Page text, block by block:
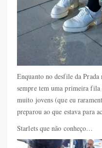
Enquanto no desfile da
sempre tem uma primeira fila
muito jovens (que eu
preparou ao que estava para
Starlets que não conheço…